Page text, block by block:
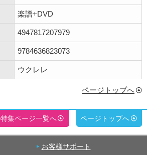
楽譜+DVD
4947817207979
9784636823073
ウクレレ
ページトップへ
特集ページ一覧へ ページトップへ
お客様サポート